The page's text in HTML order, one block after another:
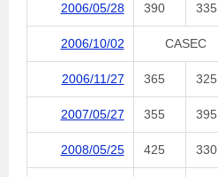
2006/05/28 390 335
2006/10/02 CASEC
2006/11/27 365 325
2007/05/27 355 395
2008/05/25 425 330